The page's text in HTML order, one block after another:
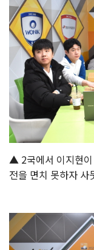
▲ 2국에서 이지현이
전을 면치 못하자 사